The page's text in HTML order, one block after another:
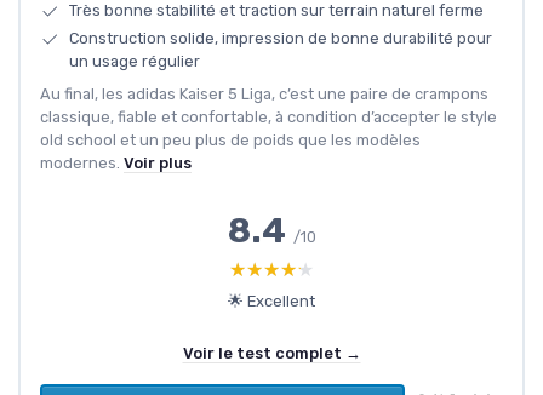
Très bonne stabilité et traction sur terrain naturel ferme
Construction solide, impression de bonne durabilité pour
un usage régulier
Au final, les adidas Kaiser 5 Liga, c’est une paire de crampons
classique, fiable et confortable, à condition d’accepter le style
old school et un peu plus de poids que les modèles
modernes. Voir plus
8.4 /10
★★★★★
★★★★★
🌟 Excellent
Voir le test complet →